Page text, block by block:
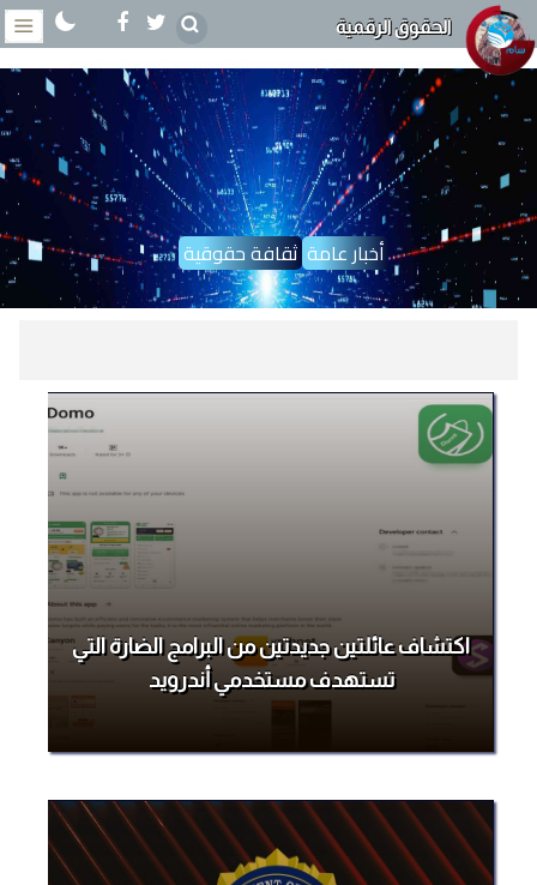
الحقوق الرقمية
ثقافة حقوقية أخبار عامة
اكتشاف عائلتين جديدتين من البرامج الضارة التي
تستهدف مستخدمي أندرويد